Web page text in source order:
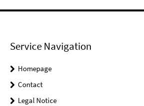
Service Navigation
Homepage
Contact
Legal Notice